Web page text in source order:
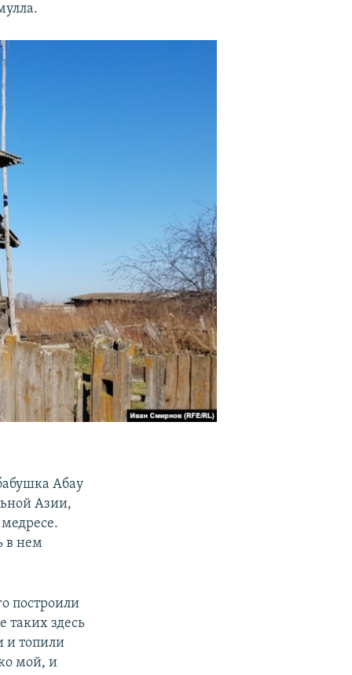
Абау
Азии,
в нем
построили
таких здесь
и топили
мой, и